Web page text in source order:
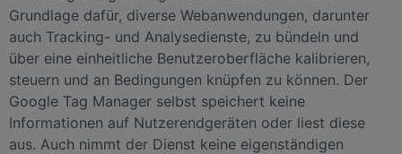
Grundlage dafür, diverse Webanwendungen, darunter
auch Tracking- und Analysedienste, zu bündeln und
über eine einheitliche Benutzeroberfläche kalibrieren,
steuern und an Bedingungen knüpfen zu können. Der
Google Tag Manager selbst speichert keine
Informationen auf Nutzerendgeräten oder liest diese
aus. Auch nimmt der Dienst keine eigenständigen